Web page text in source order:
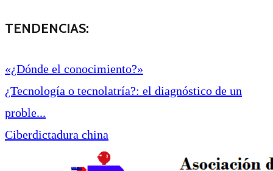
TENDENCIAS:
«¿Dónde el conocimiento?»
¿Tecnología o tecnolatría?: el diagnóstico de un
proble...
Ciberdictadura china